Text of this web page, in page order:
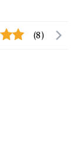
(8)